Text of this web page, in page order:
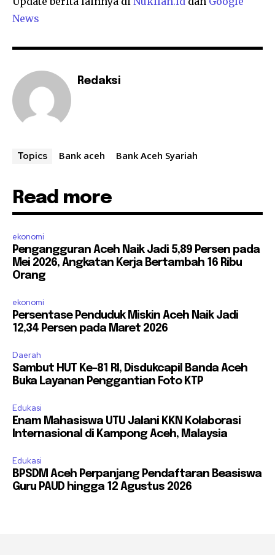
News
Redaksi
Topics Bank aceh Bank Aceh Syariah
Read more
ekonomi
Pengangguran Aceh Naik Jadi 5,89 Persen pada
Mei 2026, Angkatan Kerja Bertambah 16 Ribu
Orang
ekonomi
Persentase Penduduk Miskin Aceh Naik Jadi
12,34 Persen pada Maret 2026
Daerah
Sambut HUT Ke-81 RI, Disdukcapil Banda Aceh
Buka Layanan Penggantian Foto KTP
Edukasi
Enam Mahasiswa UTU Jalani KKN Kolaborasi
Internasional di Kampong Aceh, Malaysia
Edukasi
BPSDM Aceh Perpanjang Pendaftaran Beasiswa
Guru PAUD hingga 12 Agustus 2026